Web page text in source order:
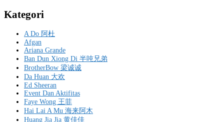
Kategori
A Do 阿杜
Afgan
Ariana Grande
Ban Dun Xiong Di 半吨兄弟
BrotherBow 梁诚诚
Da Huan 大欢
Ed Sheeran
Event Dan Aktifitas
Faye Wong 王菲
Hai Lai A Mu 海来阿木
Huang Jia Jia 黄佳佳